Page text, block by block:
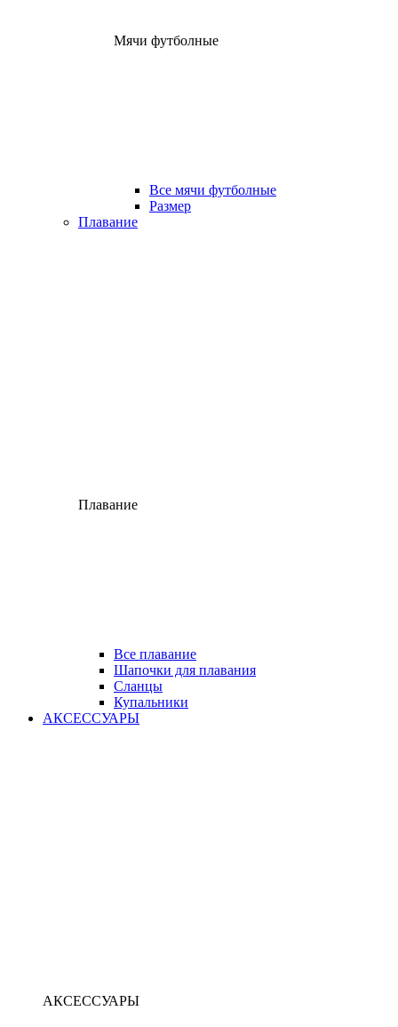
Мячи футболные
Все мячи футболные
Размер
Плавание
Плавание
Все плавание
Шапочки для плавания
Сланцы
Купальники
АКСЕССУАРЫ
АКСЕССУАРЫ